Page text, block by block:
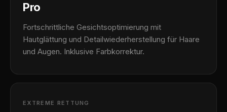
Pro
Fortschrittliche Gesichtsoptimierung mit
Hautglättung und Detailwiederherstellung für Haare
und Augen. Inklusive Farbkorrektur.
EXTREME RETTUNG